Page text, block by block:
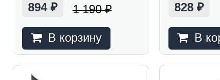
894 ₽ 1 190₽
В корзину
828₽
В